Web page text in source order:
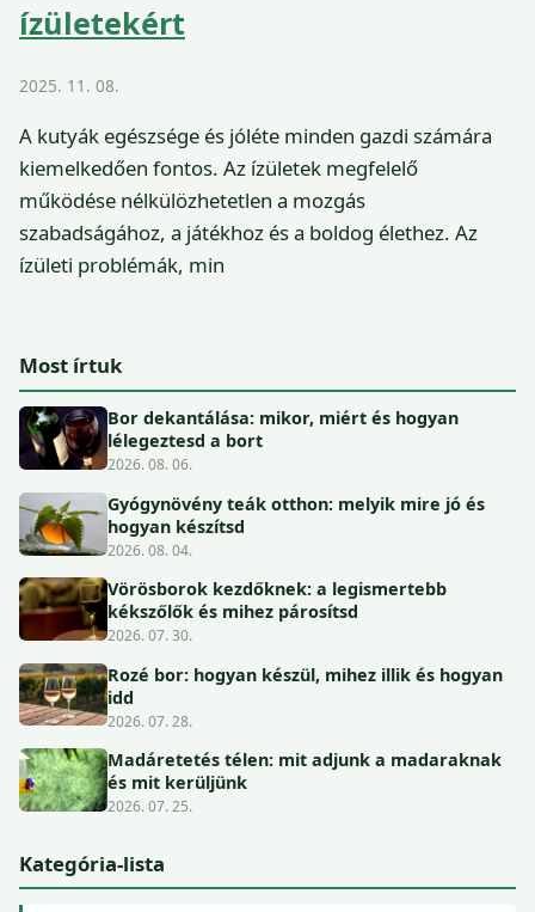
ízületekért
2025. 11. 08.
A kutyák egészsége és jóléte minden gazdi számára
kiemelkedően fontos. Az ízületek megfelelő
működése nélkülözhetetlen a mozgás
szabadságához, a játékhoz és a boldog élethez. Az
ízületi problémák, min
Most írtuk
Bor dekantálása: mikor, miért és hogyan
lélegeztesd a bort
2026. 08. 06.
Gyógynövény teák otthon: melyik mire jó és
hogyan készítsd
2026. 08. 04.
Vörösborok kezdőknek: a legismertebb
kékszőlők és mihez párosítsd
2026. 07. 30.
Rozé bor: hogyan készül, mihez illik és hogyan
idd
2026. 07. 28.
Madáretetés télen: mit adjunk a madaraknak
és mit kerüljünk
2026. 07. 25.
Kategória-lista